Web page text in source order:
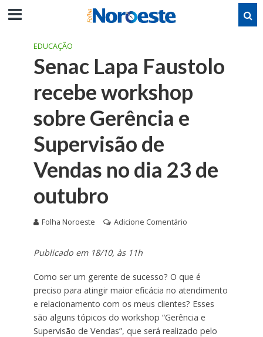
EDUCAÇÃO
Senac Lapa Faustolo
recebe workshop
sobre Gerência e
Supervisão de
Vendas no dia 23 de
outubro
Folha Noroeste Adicione Comentário
Publicado em 18/10, às 11h
Como ser um gerente de sucesso? O que é
preciso para atingir maior eficácia no atendimento
e relacionamento com os meus clientes? Esses
são alguns tópicos do workshop “Gerência e
Supervisão de Vendas”, que será realizado pelo